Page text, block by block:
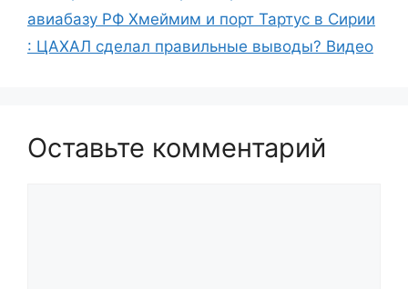
авиабазу РФ Хмеймим и порт Тартус в Сирии
: ЦАХАЛ сделал правильные выводы? Видео
Оставьте комментарий